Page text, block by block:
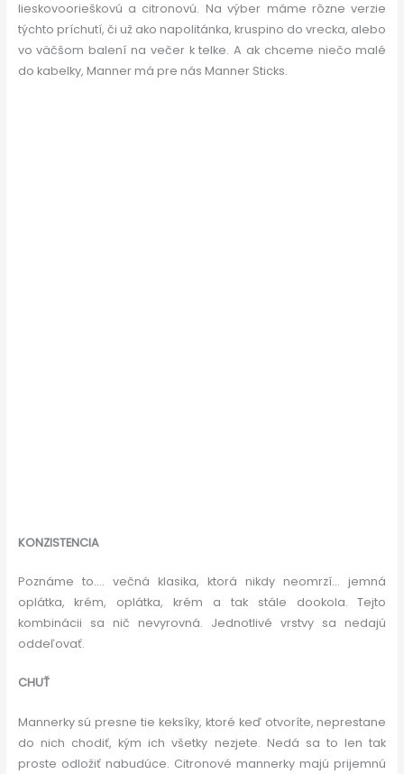
lieskovoorieškovú a citronovú. Na výber máme rôzne verzie
týchto príchutí, či už ako napolitánka, kruspino do vrecka, alebo
vo väčšom balení na večer k telke. A ak chceme niečo malé
do kabelky, Manner má pre nás Manner Sticks.
KONZISTENCIA
Poznáme to…. večná klasika, ktorá nikdy neomrzí… jemná
oplátka, krém, oplátka, krém a tak stále dookola. Tejto
kombinácii sa nič nevyrovná. Jednotlivé vrstvy sa nedajú
oddeľovať.
CHUŤ
Mannerky sú presne tie keksíky, ktoré keď otvoríte, neprestane
do nich chodiť, kým ich všetky nezjete. Nedá sa to len tak
proste odložiť nabudúce. Citronové mannerky majú prijemnú